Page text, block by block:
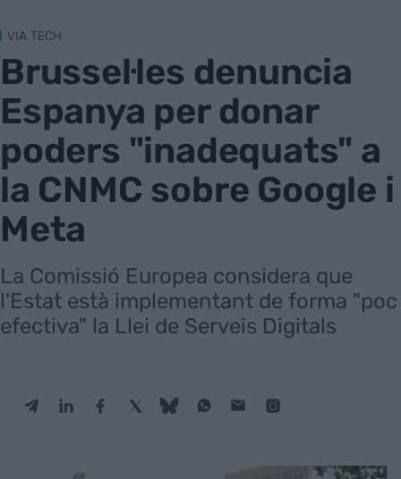
VIA TECH
Brussel·les denuncia
Espanya per donar
poders "inadequats" a
la CNMC sobre Google i
Meta
La Comissió Europea considera que
l'Estat està implementant de forma "poc
efectiva" la Llei de Serveis Digitals